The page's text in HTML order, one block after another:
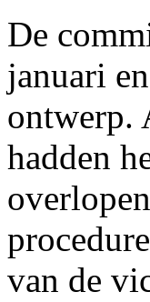
De
januari
ontwerp.
hadden
van de